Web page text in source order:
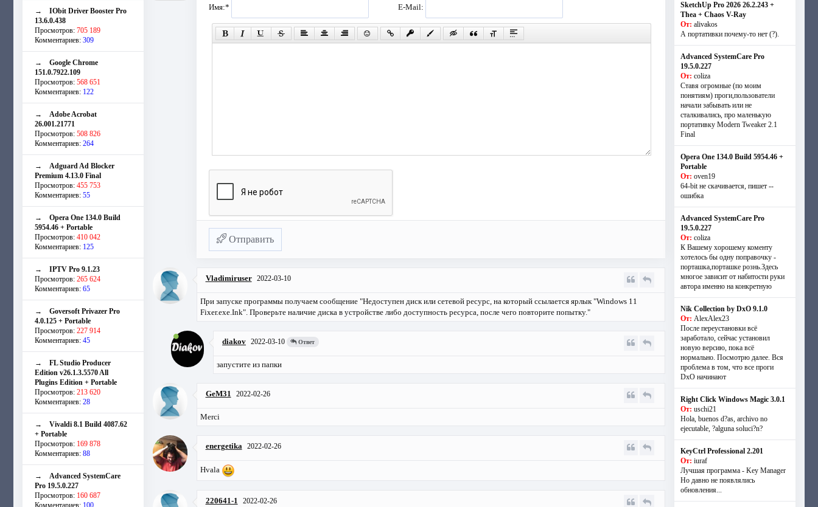
→ IObit Driver Booster Pro
13.6.0.438
Просмотров: 705 189
Комментариев: 309
→ Google Chrome
151.0.7922.109
Просмотров: 568 651
Комментариев: 122
→ Adobe Acrobat
26.001.21771
Просмотров: 508 826
Комментариев: 264
→ Adguard Ad Blocker
Premium 4.13.0 Final
Просмотров: 455 753
Комментариев: 55
→ Opera One 134.0 Build
5954.46 + Portable
Просмотров: 410 042
Комментариев: 125
→ IPTV Pro 9.1.23
Просмотров: 265 624
Комментариев: 65
→ Goversoft Privazer Pro
4.0.125 + Portable
Просмотров: 227 914
Комментариев: 45
→ FL Studio Producer
Edition v26.1.3.5570 All
Plugins Edition + Portable
Просмотров: 213 620
Комментариев: 28
→ Vivaldi 8.1 Build 4087.62
+ Portable
Просмотров: 169 878
Комментариев: 88
→ Advanced SystemCare
Pro 19.5.0.227
Просмотров: 160 687
Комментариев: 100
Имя:* E-Mail:
Отправить
Vladimiruser 2022-03-10
При запуске программы получаем сообщение "Недоступен диск или сетевой ресурс, на который ссылается ярлык "Windows 11
Fixer.exe.Ink". Проверьте наличие диска в устройстве либо доступность ресурса, после чего повторите попытку."
diakov 2022-03-10 Ответ
запустите из папки
GeM31 2022-02-26
Merci
energetika 2022-02-26
Hvala
220641-1 2022-02-26
SketchUp Pro 2026 26.2.243 +
Thea + Chaos V-Ray
От: alivakos
А портативки почему-то нет (?).
Advanced SystemCare Pro
19.5.0.227
От: coliza
Ставя огромные (по моим
понятиям) проги,пользователи
начали забывать или не
сталкивались, про маленькую
портативку Modern Tweaker 2.1
Final
Opera One 134.0 Build 5954.46 +
Portable
От: oven19
64-bit не скачивается, пишет --
ошибка
Advanced SystemCare Pro
19.5.0.227
От: coliza
К Вашему хорошему коменту
хотелось бы одну поправочку -
порташка,порташке рознь.Здесь
многое зависит от набитости руки
автора именно на конкретную
Nik Collection by DxO 9.1.0
От: AlexAlex23
После переустановки всё
заработало, сейчас установил
новую версию, пока всё
нормально. Посмотрю далее. Вся
проблема в том, что все проги
DxO начинают
Right Click Windows Magic 3.0.1
От: uschi21
Hola, buenos d?as, archivo no
ejecutable, ?alguna soluci?n?
KeyCtrl Professional 2.201
От: iuraf
Лучшая программа - Key Manager
Но давно не появлялись
обновления...